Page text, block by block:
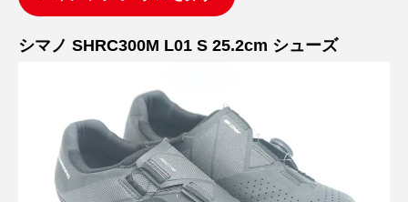
シマノ SHRC300M L01 S 25.2cm シューズ